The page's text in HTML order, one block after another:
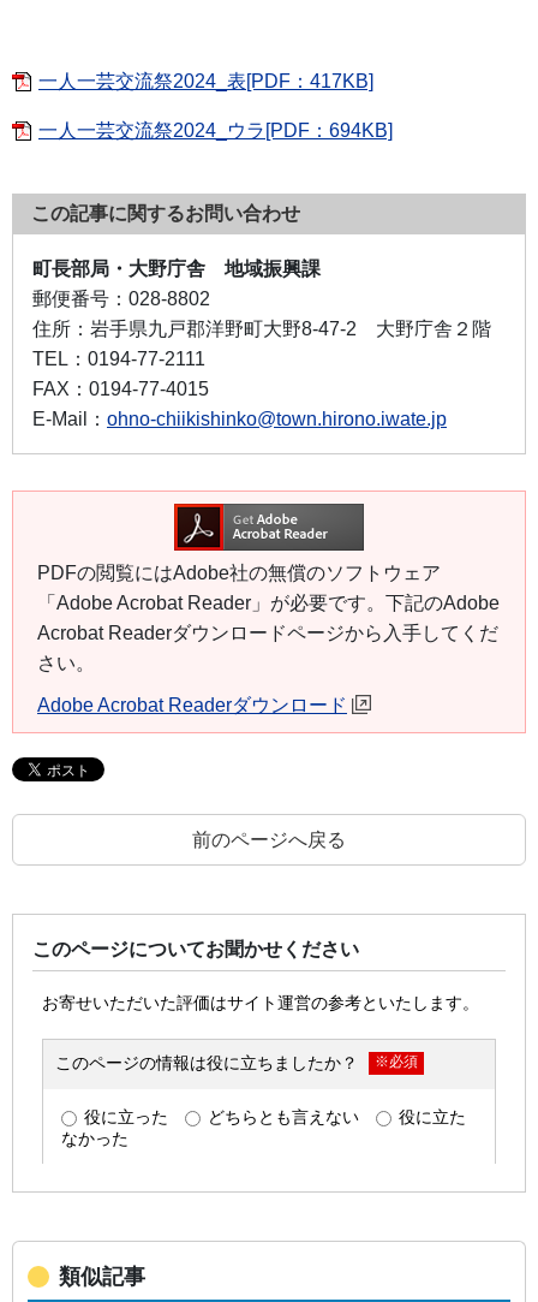
一人一芸交流祭2024_表[PDF：417KB]
一人一芸交流祭2024_ウラ[PDF：694KB]
この記事に関するお問い合わせ
町長部局・大野庁舎 地域振興課
郵便番号： 028-8802
住所： 岩手県九戸郡洋野町大野8-47-2 大野庁舎２階
TEL： 0194-77-2111
FAX： 0194-77-4015
E-Mail： ohno-chiikishinko@town.hirono.iwate.jp
PDFの閲覧にはAdobe社の無償のソフトウェア
「Adobe Acrobat Reader」が必要です。下記のAdobe
Acrobat Readerダウンロードページから入手してくだ
さい。
Adobe Acrobat Readerダウンロード
前のページへ戻る
このページについてお聞かせください
類似記事